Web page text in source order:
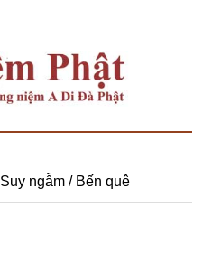
Suy ngẫm /Bến quê